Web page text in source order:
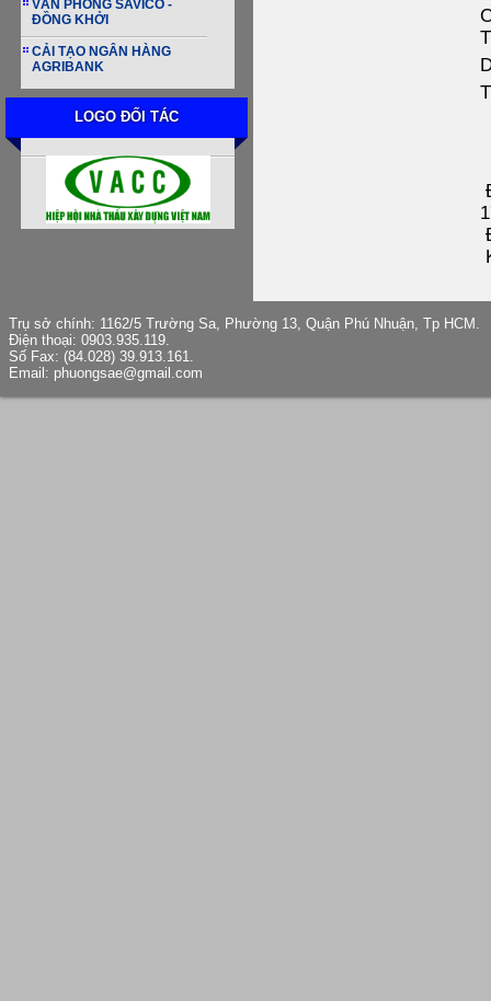
VĂN PHÒNG SAVICO -
ĐỒNG KHỞI
CẢI TẠO NGÂN HÀNG
AGRIBANK
LOGO ĐỐI TÁC
Trụ sở chính: 1162/5 Trường Sa, Phường 13, Quận Phú Nhuận, Tp HCM.
Điện thoại: 0903.935.119.
Số Fax: (84.028) 39.913.161.
Email: phuongsae@gmail.com